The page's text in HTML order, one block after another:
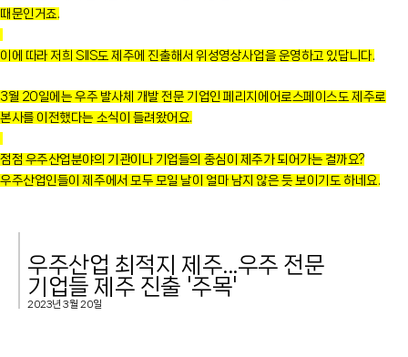
때문인거죠.
이에 따라 저희 SIIS도 제주에 진출해서 위성영상사업을 운영하고 있답니다.
3월 20일에는 우주 발사체 개발 전문 기업인 페리지에어로스페이스도 제주로
본사를 이전했다는 소식이 들려왔어요.
점점 우주산업분야의 기관이나 기업들의 중심이 제주가 되어가는 걸까요?
우주산업인들이 제주에서 모두 모일 날이 얼마 남지 않은 듯 보이기도 하네요.
우주산업 최적지 제주...우주 전문
기업들 제주 진출 '주목'
2023년 3월 20일